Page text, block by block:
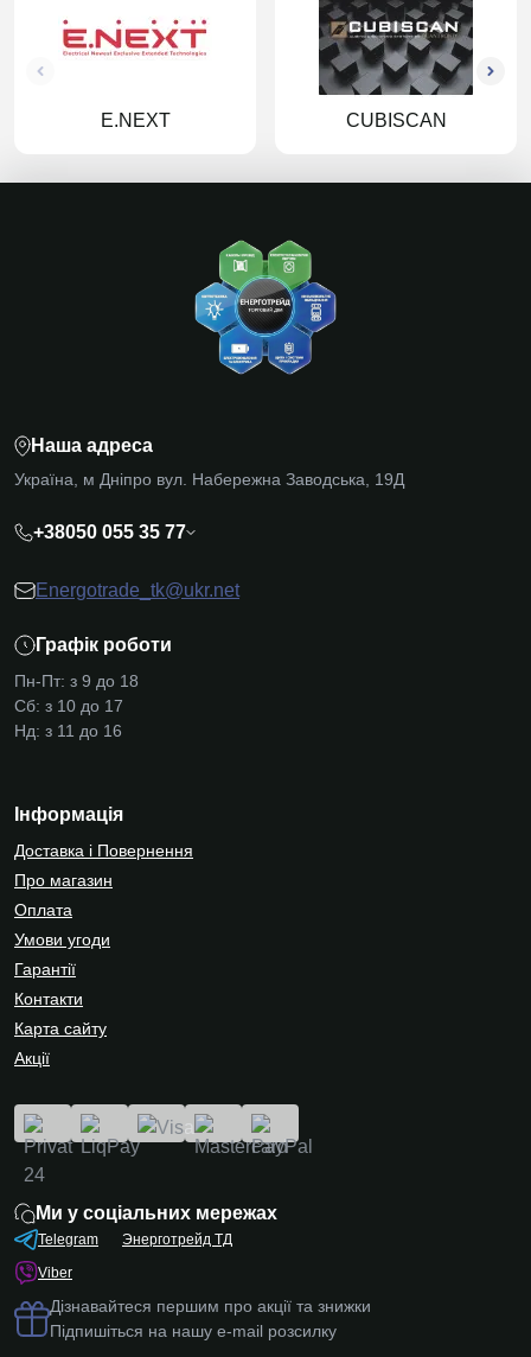
E.NEXT CUBISCAN
Наша адреса
Україна, м Дніпро вул. Набережна Заводська, 19Д
+38050 055 35 77
Energotrade_tk@ukr.net
Графік роботи
Пн-Пт: з 9 до 18
Сб: з 10 до 17
Нд: з 11 до 16
Інформація
Доставка і Повернення
Про магазин
Оплата
Умови угоди
Гарантії
Контакти
Карта сайту
Акції
Ми у соціальних мережах
Telegram
Viber
Энерготрейд ТД
Дізнавайтеся першим про акції та знижки
Підпишіться на нашу e-mail розсилку